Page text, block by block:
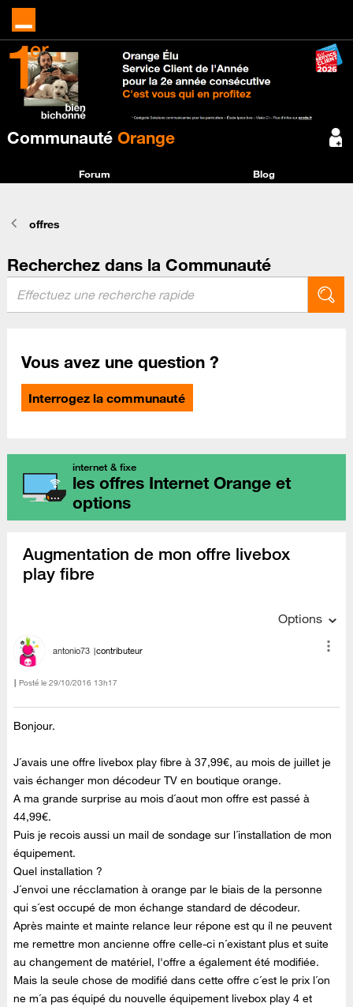
Communauté Orange
Forum Blog
offres
Recherchez dans la Communauté
Vous avez une question ?
Interrogez la communauté
internet & fixe
les offres Internet Orange et
options
Augmentation de mon offre livebox
play fibre
Options
antonio73 contributeur
Posté le ‎29/10/2016 13h17
Bonjour.
J´avais une offre livebox play fibre à 37,99€, au mois de juillet je
vais échanger mon décodeur TV en boutique orange.
A ma grande surprise au mois d´aout mon offre est passé à
44,99€.
Puis je recois aussi un mail de sondage sur l´installation de mon
équipement.
Quel installation ?
J´envoi une récclamation à orange par le biais de la personne
qui s´est occupé de mon échange standard de décodeur.
Après mainte et mainte relance leur répone est qu íl ne peuvent
me remettre mon ancienne offre celle-ci n´existant plus et suite
au changement de matériel, l'offre a également été modifiée.
Mais la seule chose de modifié dans cette offre c´est le prix l´on
ne m´a pas équipé du nouvelle équipement livebox play 4 et